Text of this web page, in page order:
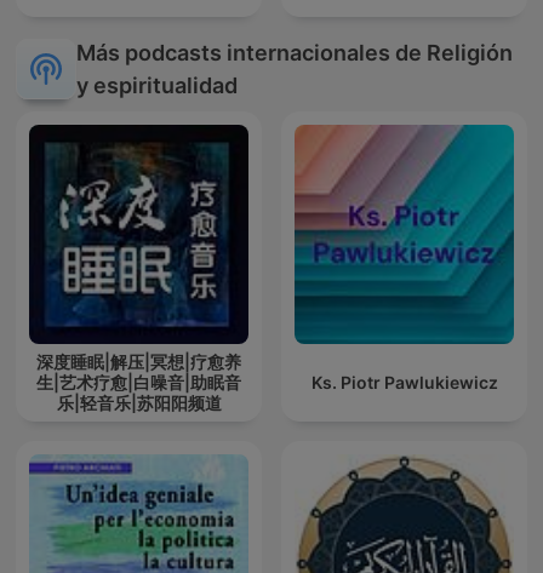
Más podcasts internacionales de Religión
y espiritualidad
深度睡眠|解压|冥想|疗愈养
生|艺术疗愈|白噪音|助眠音
乐|轻音乐|苏阳阳频道
Ks. Piotr Pawlukiewicz